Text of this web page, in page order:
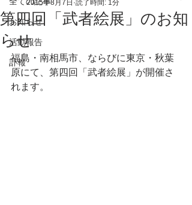
お知らせ
活動報告
訃報
第四回「武者絵展」のお知
らせ
2015年8月7日 読了時間: 1分
福島・南相馬市、ならびに東京・秋葉
原にて、第四回「武者絵展」が開催さ
れます。